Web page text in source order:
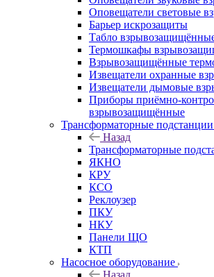
Оповещатели световые
Барьер искрозащиты
Табло
Термошкафы
Взрывозащищённые
Извещатели охранные
Извещатели дымовые
Приборы приёмно-
взрывозащищённые
Трансформаторные подстанции
Назад
Трансформаторные
ЯКНО
КРУ
КСО
Реклоузер
ПКУ
НКУ
Панели ЩО
КТП
Насосное оборудование
Назад